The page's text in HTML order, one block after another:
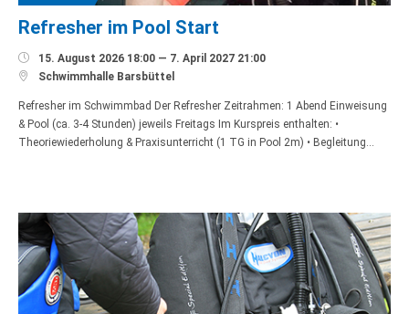
Refresher im Pool Start
 15. August 2026 18:00 — 7. April 2027 21:00
 Schwimmhalle Barsbüttel
Refresher im Schwimmbad Der Refresher Zeitrahmen: 1 Abend Einweisung
& Pool (ca. 3-4 Stunden) jeweils Freitags Im Kurspreis enthalten: •
Theoriewiederholung & Praxisunterricht (1 TG in Pool 2m) • Begleitung…